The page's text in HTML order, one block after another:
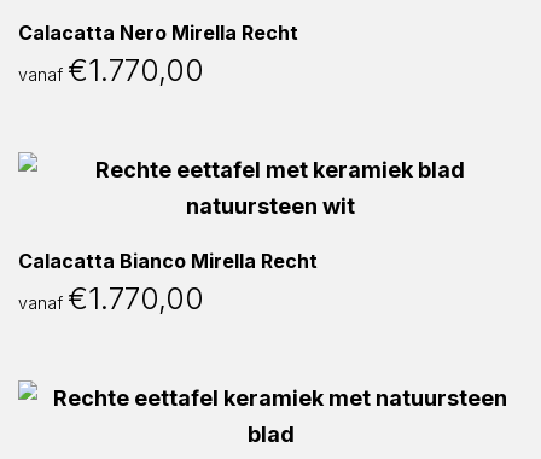
Calacatta Nero Mirella Recht
vanaf €1.770,00
Calacatta Bianco Mirella Recht
vanaf €1.770,00